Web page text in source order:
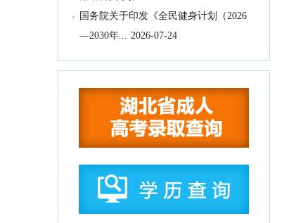
国务院关于印发《全民健身计划（2026
—2030年...
2026-07-24
社会工作的意见... 2026-07-24
教育部关于公布2026年高等学历继续教
育拟招生专业...
2026-07-22
湖北省高等职业教育专科专业目录
07-16
上报名须知
2026-07-15